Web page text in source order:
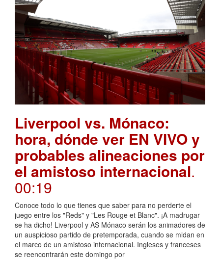
Liverpool vs. Mónaco:
hora, dónde ver EN VIVO y
probables alineaciones por
el amistoso internacional.
00:19
Conoce todo lo que tienes que saber para no perderte el
juego entre los "Reds" y "Les Rouge et Blanc". ¡A madrugar
se ha dicho! Liverpool y AS Mónaco serán los animadores de
un auspicioso partido de pretemporada, cuando se midan en
el marco de un amistoso internacional. Ingleses y franceses
se reencontrarán este domingo por